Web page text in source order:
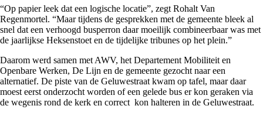
“Op papier leek dat een logische locatie”, zegt Rohalt Van
Regenmortel. “Maar tijdens de gesprekken met de gemeente bleek al
snel dat een verhoogd busperron daar moeilijk combineerbaar was met
de jaarlijkse Heksenstoet en de tijdelijke tribunes op het plein.”
Daarom werd samen met AWV, het Departement Mobiliteit en
Openbare Werken, De Lijn en de gemeente gezocht naar een
alternatief. De piste van de Geluwestraat kwam op tafel, maar daar
moest eerst onderzocht worden of een gelede bus er kon geraken via
de wegenis rond de kerk en correct kon halteren in de Geluwestraat.